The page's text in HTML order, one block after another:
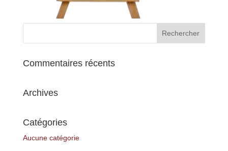
Commentaires récents
Archives
Catégories
Aucune catégorie